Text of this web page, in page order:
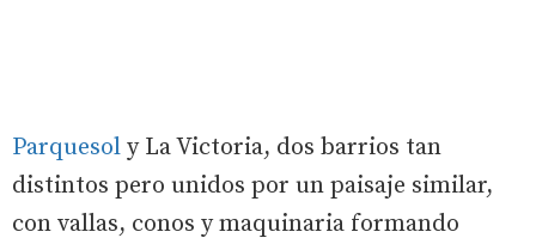
Parquesol y La Victoria, dos barrios tan
distintos pero unidos por un paisaje similar,
con vallas, conos y maquinaria formando